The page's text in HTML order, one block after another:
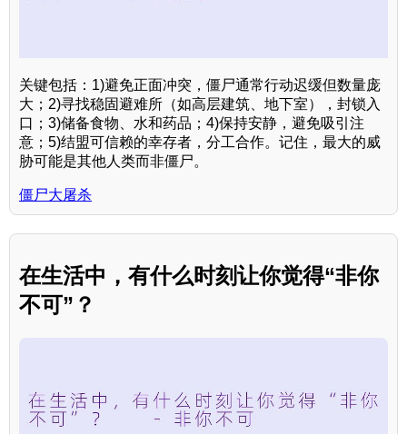
关键包括：1)避免正面冲突，僵尸通常行动迟缓但数量庞
大；2)寻找稳固避难所（如高层建筑、地下室），封锁入
口；3)储备食物、水和药品；4)保持安静，避免吸引注
意；5)结盟可信赖的幸存者，分工合作。记住，最大的威
胁可能是其他人类而非僵尸。
僵尸大屠杀
在生活中，有什么时刻让你觉得“非你
不可”？